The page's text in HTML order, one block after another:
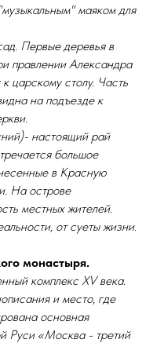
маяком для
Первые деревья в
правлении Александра
царскому столу. Часть
на подъезде к
настоящий рай
большое
в Красную
На острове
местных жителей.
от суеты жизни.
монастыря.
комплекс XV века.
и место, где
основная
Руси «Москва - третий